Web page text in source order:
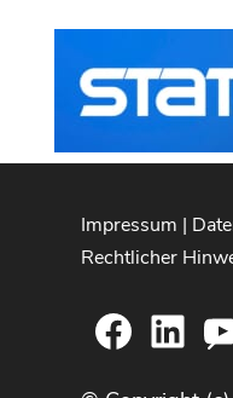
Impressum |
Rechtlicher